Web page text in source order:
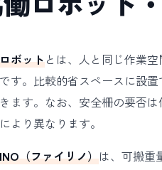
ボットとは、人と同じ作業
す。比較的省スペースに設
ます。なお、安全柵の要否
より異なります。
（ファイリノ）は、可搬重